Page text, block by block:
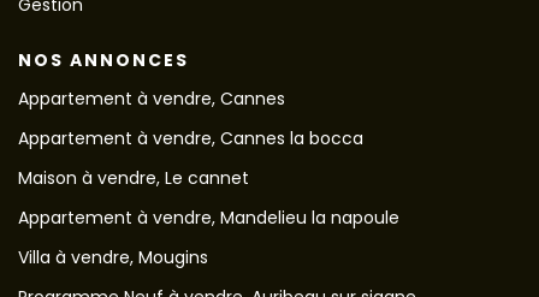
NOS ANNONCES
Appartement à vendre, Cannes
Appartement à vendre, Cannes la bocca
Maison à vendre, Le cannet
Appartement à vendre, Mandelieu la napoule
Villa à vendre, Mougins